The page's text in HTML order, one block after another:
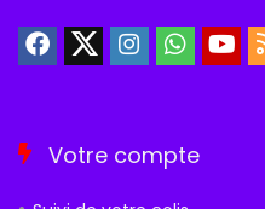
Votre compte